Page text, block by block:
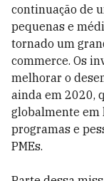
continuação de
pequenas e
tornado um
commerce. Os
melhorar o
ainda em 2020,
globalmente em
programas e
PMEs.